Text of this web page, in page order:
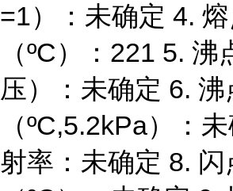
=1）：未确定 4. 熔
（ºC）：221 5. 沸
压）：未确定 6. 沸
（ºC,5.2kPa）：
射率：未确定 8. 闪